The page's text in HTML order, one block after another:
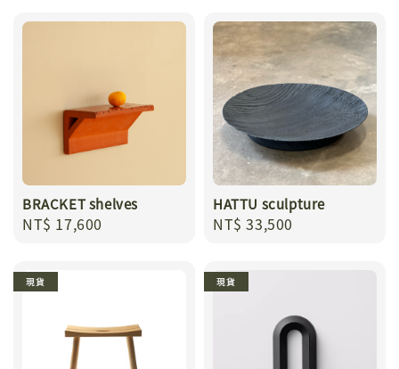
BRACKET shelves
Regular
NT$ 17,600
HATTU sculpture
Regular
NT$ 33,500
現貨 現貨